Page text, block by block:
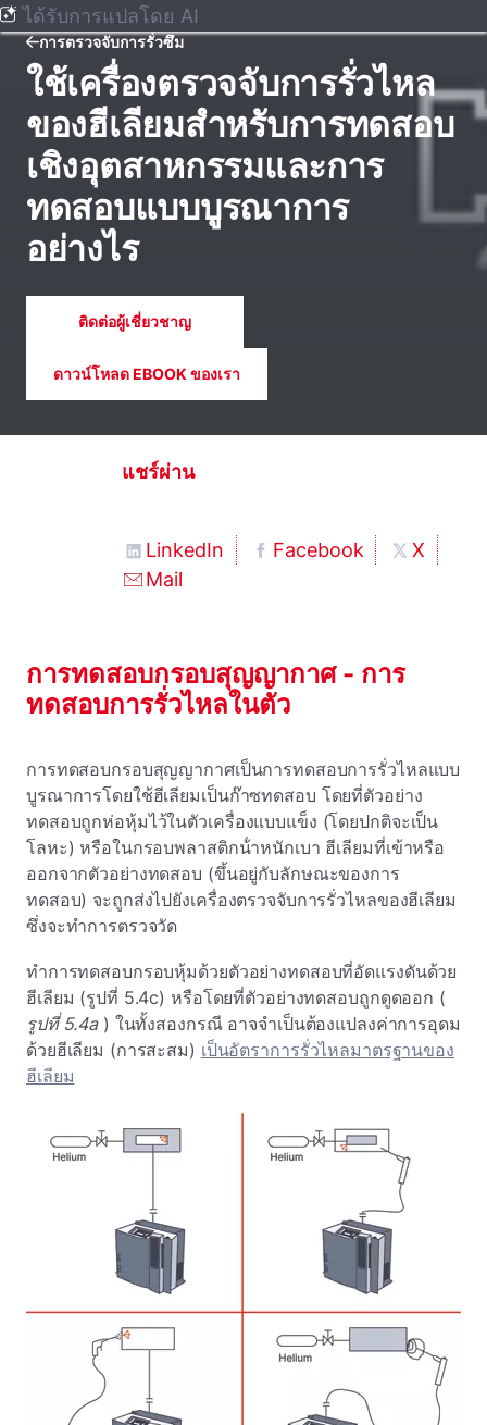
ได้รับการแปลโดย AI
การตรวจจับการรั่วซึม
ใช้เครื่องตรวจจับการรั่วไหล
ของฮีเลียมสําหรับการทดสอบ
เชิงอุตสาหกรรมและการ
ทดสอบแบบบูรณาการ
อย่างไร
ติดต่อผู้เชี่ยวชาญ
ดาวน์โหลด EBOOK ของเรา
แชร์ผ่าน
LinkedIn Facebook
X
Mail
การทดสอบกรอบสุญญากาศ - การ
ทดสอบการรั่วไหลในตัว
การทดสอบกรอบสุญญากาศเป็นการทดสอบการรั่วไหลแบบ
บูรณาการโดยใช้ฮีเลียมเป็นก๊าซทดสอบ โดยที่ตัวอย่าง
ทดสอบถูกห่อหุ้มไว้ในตัวเครื่องแบบแข็ง (โดยปกติจะเป็น
โลหะ) หรือในกรอบพลาสติกน้ําหนักเบา ฮีเลียมที่เข้าหรือ
ออกจากตัวอย่างทดสอบ (ขึ้นอยู่กับลักษณะของการ
ทดสอบ) จะถูกส่งไปยังเครื่องตรวจจับการรั่วไหลของฮีเลียม
ซึ่งจะทําการตรวจวัด
ทําการทดสอบกรอบหุ้มด้วยตัวอย่างทดสอบที่อัดแรงดันด้วย
ฮีเลียม (รูปที่ 5.4c) หรือโดยที่ตัวอย่างทดสอบถูกดูดออก (
รูปที่ 5.4a) ในทั้งสองกรณี อาจจําเป็นต้องแปลงค่าการอุดม
ด้วยฮีเลียม (การสะสม) เป็นอัตราการรั่วไหลมาตรฐานของ
ฮีเลียม